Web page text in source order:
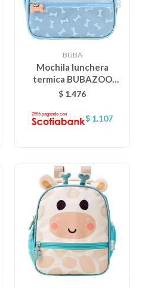
BUBA
Mochila lunchera
termica BUBAZOO
BUBA - Perrito
$ 1.476
$ 1.107